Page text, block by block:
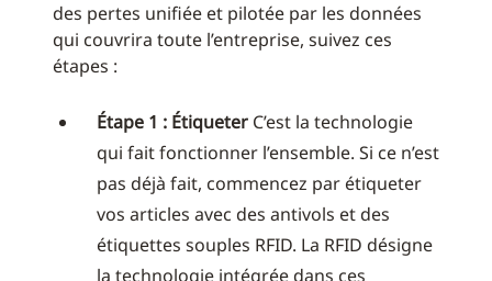
des pertes unifiée et pilotée par les données
qui couvrira toute l’entreprise, suivez ces
étapes :
Étape 1 : Étiqueter C’est la technologie
qui fait fonctionner l’ensemble. Si ce n’est
pas déjà fait, commencez par étiqueter
vos articles avec des antivols et des
étiquettes souples RFID. La RFID désigne
la technologie intégrée dans ces